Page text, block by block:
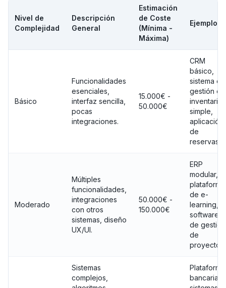
Nivel de
Complejidad
Descripción
General
Estimación
de Coste
(Mínima -
Máxima)
Ejemplos
Básico
Funcionalidades
esenciales,
interfaz sencilla,
pocas
integraciones.
15.000€ -
50.000€
CRM
básico,
sistema de
gestión de
inventario
simple,
aplicación
de
reservas.
Moderado
Múltiples
funcionalidades,
integraciones
con otros
sistemas, diseño
UX/UI.
50.000€ -
150.000€
ERP
modular,
plataforma
de e-
learning,
software
de gestión
de
proyectos.
Sistemas
complejos,
bancarias,